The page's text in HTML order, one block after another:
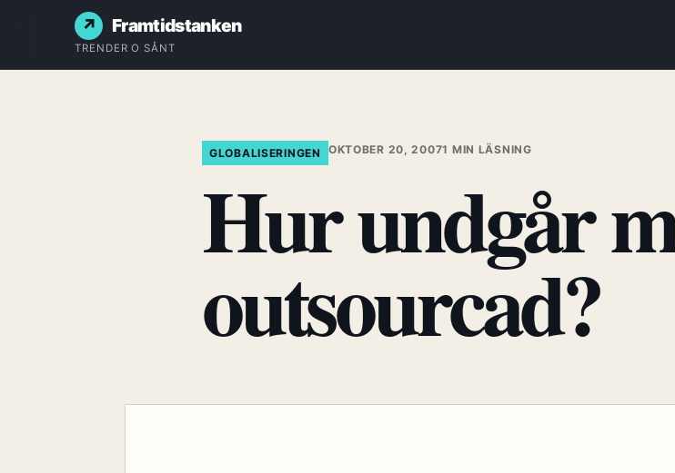
Framtidstanken
TRENDER O SÅNT
GLOBALISERINGEN OKTOBER 20, 20071 MIN LÄSNING
Hur undgår
outsourcad?